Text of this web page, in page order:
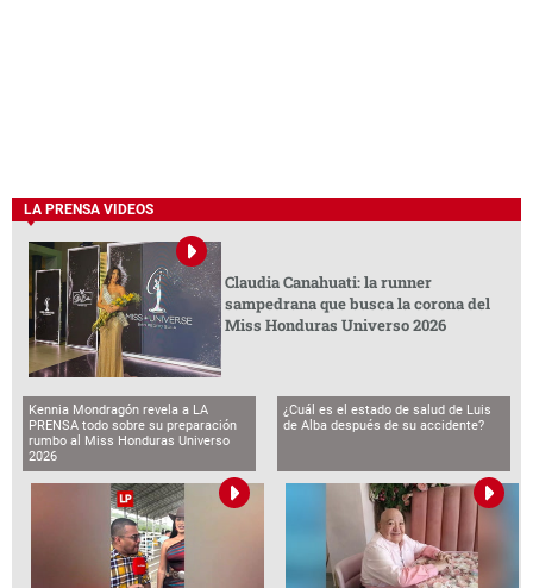
LA PRENSA VIDEOS
Claudia Canahuati: la runner
sampedrana que busca la corona del
Miss Honduras Universo 2026
Kennia Mondragón revela a LA
PRENSA todo sobre su preparación
rumbo al Miss Honduras Universo
2026
¿Cuál es el estado de salud de Luis
de Alba después de su accidente?